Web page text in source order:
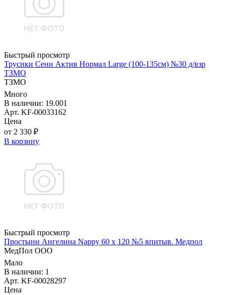
Быстрый просмотр
Трусики Сени Актив Нормал Large (100-135см) №30 д/взр
ТЗМО
ТЗМО
Много
В наличии: 19.001
Арт. KF-00033162
Цена
от 2 330 ₽
В корзину
Быстрый просмотр
Простыни Ангелина Nappy 60 х 120 №5 впитыв. Медпол
МедПол ООО
Мало
В наличии: 1
Арт. KF-00028297
Цена